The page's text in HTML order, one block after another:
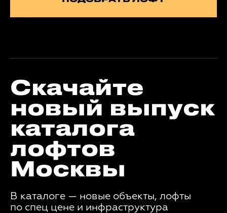
Скачайте
новый выпуск
каталога
лофтов
Москвы
В каталоге — новые объекты, лофты
по спец цене и инфраструктура